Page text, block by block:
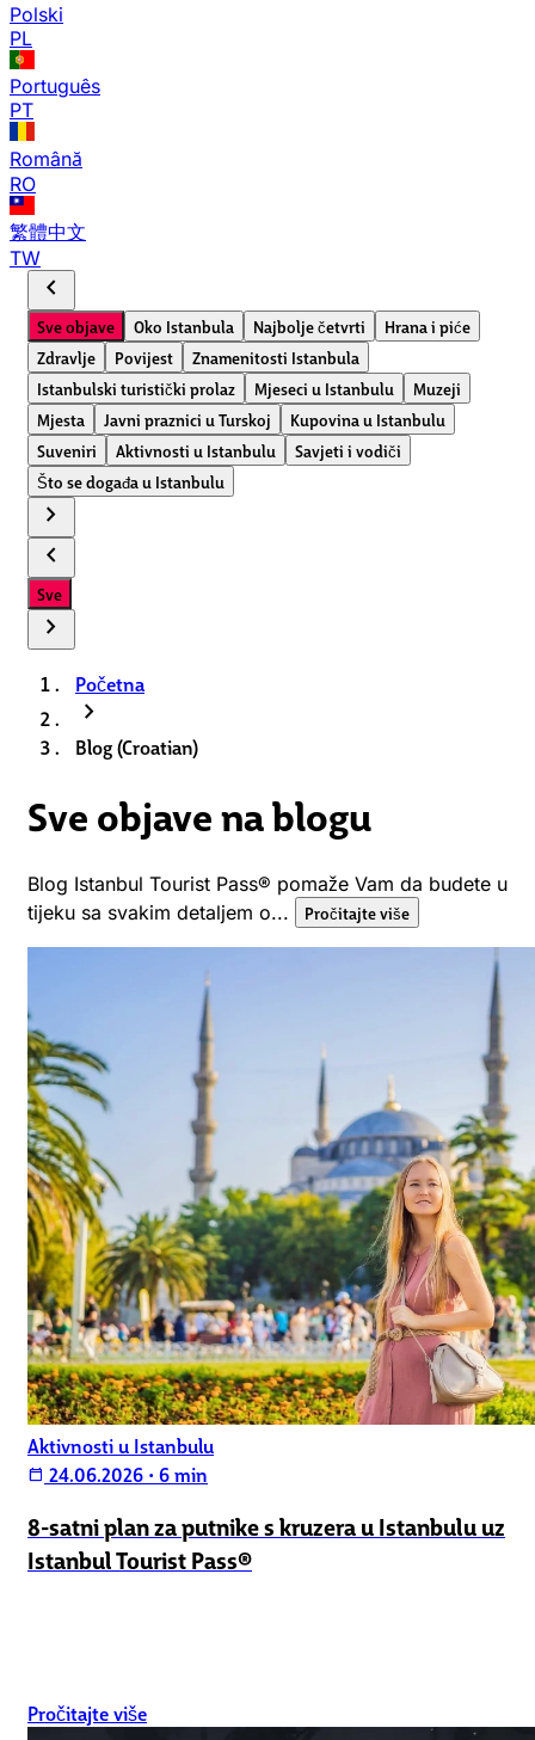
Polski
PL
Português
PT
Română
RO
繁體中文
TW
chevron_left
Sve objave Oko Istanbula Najbolje četvrti
Hrana i piće
Zdravlje
Povijest
Znamenitosti Istanbula
Istanbulski turistički prolaz
Mjeseci u Istanbulu
Muzeji
Mjesta
Javni praznici u Turskoj
Kupovina u Istanbulu
Suveniri
Aktivnosti u Istanbulu
Savjeti i vodiči
Što se događa u Istanbulu
chevron_right
chevron_left
Sve
chevron_right
Početna
chevron_right
Blog (Croatian)
Sve objave na blogu
Blog Istanbul Tourist Pass® pomaže Vam da budete u
tijeku sa svakim detaljem o...
Pročitajte više
Aktivnosti u Istanbulu
calendar_today 24.06.2026 • 6 min
8-satni plan za putnike s kruzera u Istanbulu uz
Istanbul Tourist Pass®
Pročitajte više